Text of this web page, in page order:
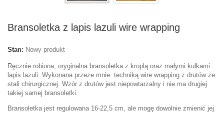
Bransoletka z lapis lazuli wire wrapping
Stan: Nowy produkt
Ręcznie robiona, oryginalna bransoletka z kroplą oraz małymi kulkami
lapis lazuli. Wykonana przeze mnie techniką wire wrapping z drutów ze
stali chirurgicznej. Wzór z drutów jest niepowtarzalny i nie ma drugiej
takiej samej bransoletki.
Bransoletka jest regulowana 16-22,5 cm, ale mogę dowolnie zmienić jej